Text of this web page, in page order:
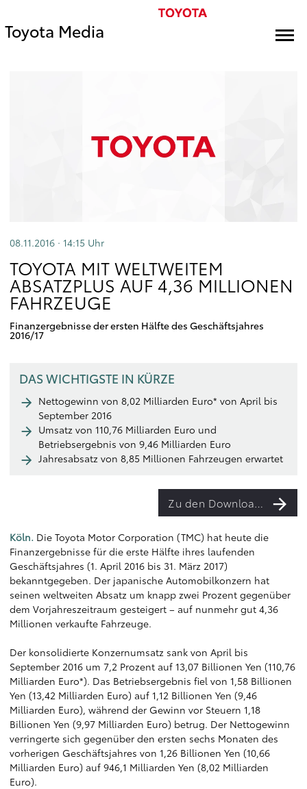
Toyota Media
08.11.2016 · 14:15 Uhr
TOYOTA MIT WELTWEITEM
ABSATZPLUS AUF 4,36 MILLIONEN
FAHRZEUGE
Finanzergebnisse der ersten Hälfte des Geschäftsjahres
2016/17
DAS WICHTIGSTE IN KÜRZE
Nettogewinn von 8,02 Milliarden Euro* von April bis
September 2016
Umsatz von 110,76 Milliarden Euro und
Betriebsergebnis von 9,46 Milliarden Euro
Jahresabsatz von 8,85 Millionen Fahrzeugen erwartet
Zu den Downloads
Köln. Die Toyota Motor Corporation (TMC) hat heute die
Finanzergebnisse für die erste Hälfte ihres laufenden
Geschäftsjahres (1. April 2016 bis 31. März 2017)
bekanntgegeben. Der japanische Automobilkonzern hat
seinen weltweiten Absatz um knapp zwei Prozent gegenüber
dem Vorjahreszeitraum gesteigert – auf nunmehr gut 4,36
Millionen verkaufte Fahrzeuge.
Der konsolidierte Konzernumsatz sank von April bis
September 2016 um 7,2 Prozent auf 13,07 Billionen Yen (110,76
Milliarden Euro*). Das Betriebsergebnis fiel von 1,58 Billionen
Yen (13,42 Milliarden Euro) auf 1,12 Billionen Yen (9,46
Milliarden Euro), während der Gewinn vor Steuern 1,18
Billionen Yen (9,97 Milliarden Euro) betrug. Der Nettogewinn
verringerte sich gegenüber den ersten sechs Monaten des
vorherigen Geschäftsjahres von 1,26 Billionen Yen (10,66
Milliarden Euro) auf 946,1 Milliarden Yen (8,02 Milliarden
Euro).